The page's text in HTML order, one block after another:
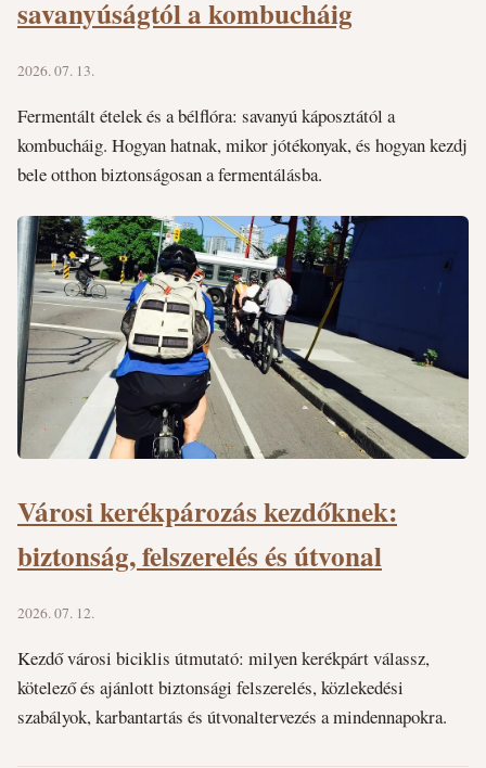
savanyúságtól a kombucháig
2026. 07. 13.
Fermentált ételek és a bélflóra: savanyú káposztától a
kombucháig. Hogyan hatnak, mikor jótékonyak, és hogyan kezdj
bele otthon biztonságosan a fermentálásba.
Városi kerékpározás kezdőknek:
biztonság, felszerelés és útvonal
2026. 07. 12.
Kezdő városi biciklis útmutató: milyen kerékpárt válassz,
kötelező és ajánlott biztonsági felszerelés, közlekedési
szabályok, karbantartás és útvonaltervezés a mindennapokra.